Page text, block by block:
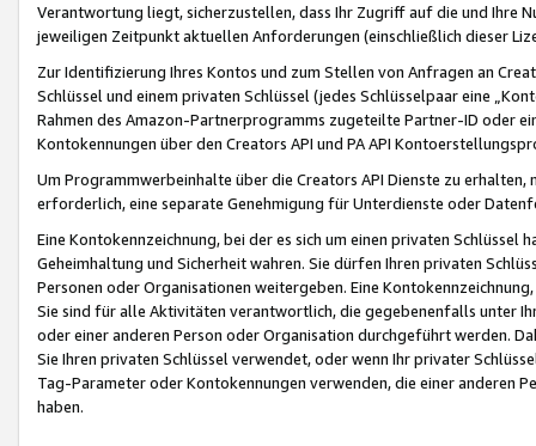
Verantwortung liegt, sicherzustellen, dass Ihr Zugriff auf die und Ihre
jeweiligen Zeitpunkt aktuellen Anforderungen (einschließlich dieser
Zur Identifizierung Ihres Kontos und zum Stellen von Anfragen an
Schlüssel und einem privaten Schlüssel (jedes Schlüsselpaar eine
Rahmen des Amazon-Partnerprogramms zugeteilte Partner-ID oder
Kontokennungen über den Creators API und PA API
Um Programmwerbeinhalte über die Creators API Dienste zu
erforderlich, eine separate Genehmigung für Unterdienste oder
Eine Kontokennzeichnung, bei der es sich um einen privaten
Geheimhaltung und Sicherheit wahren. Sie dürfen Ihren privaten
Personen oder Organisationen weitergeben. Eine
Sie sind für alle Aktivitäten verantwortlich, die gegebenenfalls unter
oder einer anderen Person oder Organisation durchgeführt werden.
Sie Ihren privaten Schlüssel verwendet, oder wenn Ihr privater
Tag-Parameter oder Kontokennungen verwenden, die einer anderen
haben.